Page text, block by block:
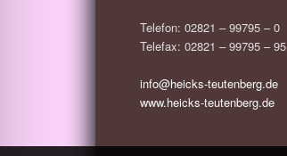
Telefon: 02821 – 99795 – 0
Telefax: 02821 – 99795 – 95
info@heicks-teutenberg.de
www.heicks-teutenberg.de